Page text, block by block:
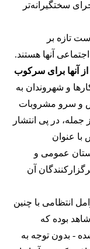
سختگیرانه‌تر
تازه بر
آنها هستند.
آنها برای سرکوب
و شهروندان به
و سرو مشروبات
در پی انتشار
با عنوان
عمومی و
آن
انتظامی با چنین
بوده که
- بدون توجه به